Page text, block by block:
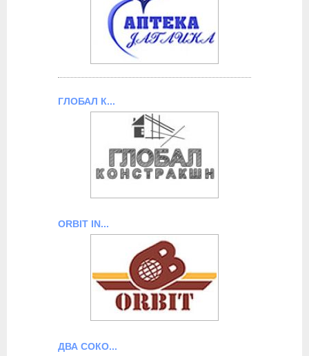
ГЛОБАЛ К...
ORBIT IN...
ДВА СОКО...